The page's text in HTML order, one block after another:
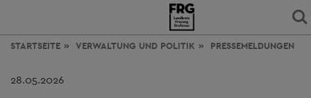
STARTSEITE VERWALTUNG UND POLITIK PRESSEMELDUNGEN
28.05.2026